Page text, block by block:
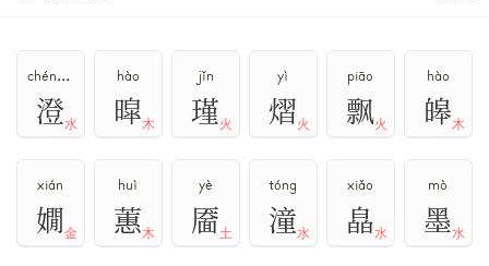
chéng,dèng
澄水
hào
暭木
jǐn
瑾火
yì
熠火
piāo
飘火
hào
皞木
xián
嫺金
huì
蕙木
yè
靥土
tóng
潼水
xiǎo
皛水
mò
墨水